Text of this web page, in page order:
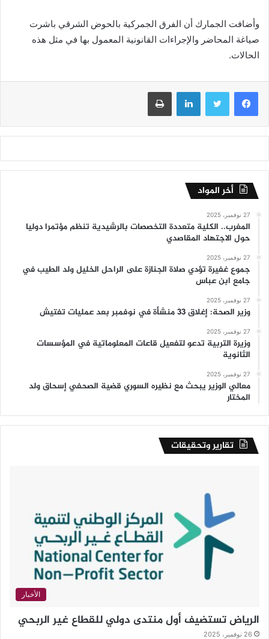
وأضافت الجمارك أن الفرق الجمركية بالحوض الشرقي باشرت
صياغة المحاضر والإجراءات القانونية المعمول بها في مثل هذه
الحالات.
فيسبوك تويتر لينكدإن طباعة
أخر المواد
27 نوفمبر، 2025
المغرب.. الكلية متعددة التخصصات بالرشيدية تنظم مؤتمرا دوليا
حول الاجتهاد المقاصدي
27 نوفمبر، 2025
جموع غفيرة تؤدي صلاة الجنازة على الراحل الخليل ولد الطيب في
جامع ابن عباس
27 نوفمبر، 2025
وزير الصحة: إغلاق 33 منشأة في نوفمبر بعد عمليات تفتيش
27 نوفمبر، 2025
وزيرة التربية تدعو لتفعيل قاعات المعلوماتية في المؤسسات
الثانوية
27 نوفمبر، 2025
معالي الوزير يبحث مع نظيره السوري قضية الصحفي إسحاق ولد
المختار
تقارير وتحقيقات
الأخبار
الرياض تستضيف أول منتدى دولي للقطاع غير الربحي
26 نوفمبر، 2025